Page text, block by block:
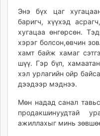
Энэ бүх цаг
баригч, хүүхэд
хугацаа өнгөрсөн.
хэрэг болсон,өвчин
хамт байж хамаг
шүү. Гэр бүл,
хэл урлагийн ойр
дээдээр мэднээ.
Мөн надад санал
продакшинуудтай
ажиллахыг минь